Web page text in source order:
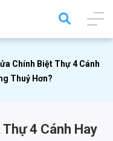
Chính Biệt Thự 4 Cánh
Thuỷ Hơn?
4 Cánh Hay